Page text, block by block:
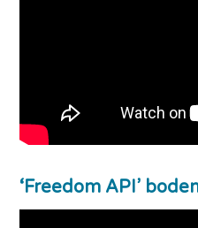
‘Freedom API’